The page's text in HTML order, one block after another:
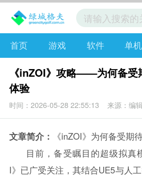
首页 游戏 软件 单机
《inZOI》攻略——为何备受
体验
时间：2026-05-28 22:55:13 来源：编
文章简介：
《inZOI》为何备受期
目前，备受瞩目的超级拟真
I》已广受关注，其结合UE5与人